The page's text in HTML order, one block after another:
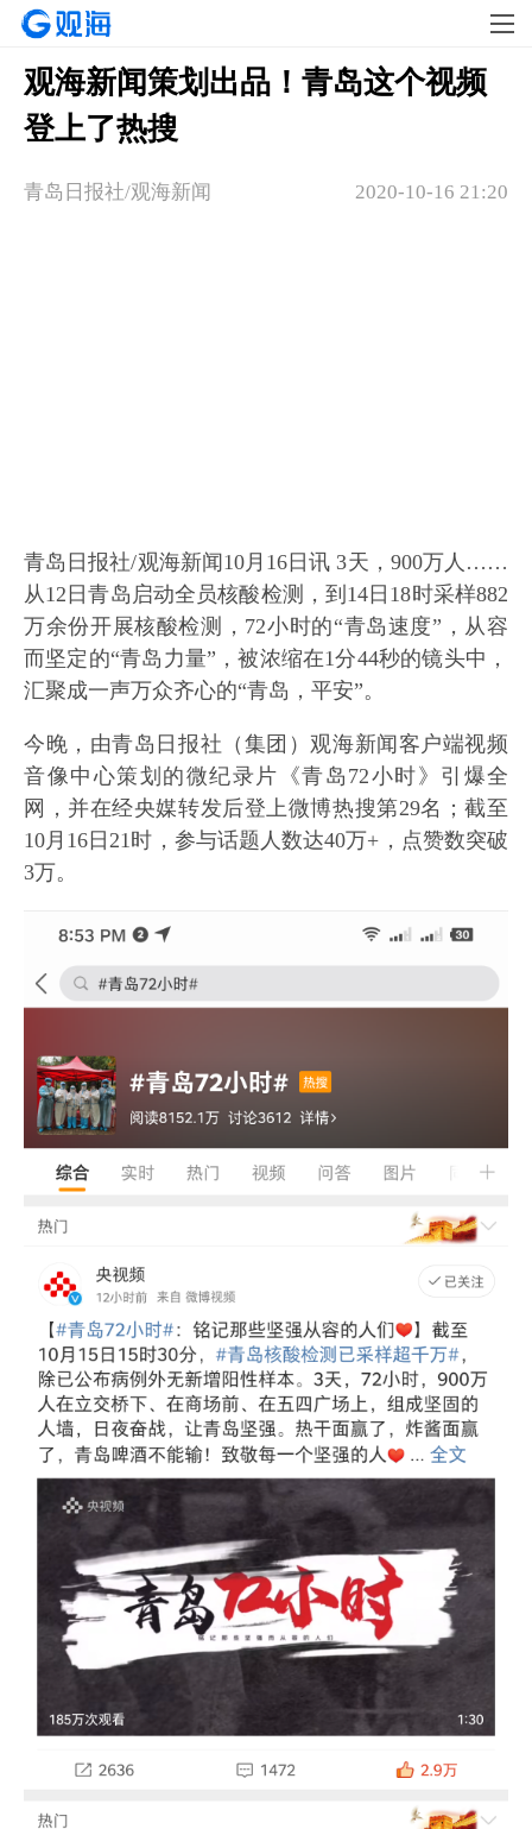
观海新闻策划出品！青岛这个视频
登上了热搜
2020-10-16 21:20
青岛日报社/观海新闻
青岛日报社/观海新闻10月16日讯 3天，900万人……
从12日青岛启动全员核酸检测，到14日18时采样882
万余份开展核酸检测，72小时的“青岛速度”，从容
而坚定的“青岛力量”，被浓缩在1分44秒的镜头中，
汇聚成一声万众齐心的“青岛，平安”。
今晚，由青岛日报社（集团）观海新闻客户端视频
音像中心策划的微纪录片《青岛72小时》引爆全
网，并在经央媒转发后登上微博热搜第29名；截至
10月16日21时，参与话题人数达40万+，点赞数突破
3万。